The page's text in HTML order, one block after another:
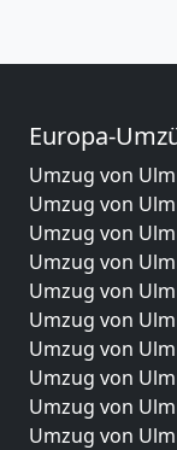
Europa-
Umzug von
Umzug von
Umzug von
Umzug von
Umzug von
Umzug von
Umzug von
Umzug von
Umzug von
Umzug von